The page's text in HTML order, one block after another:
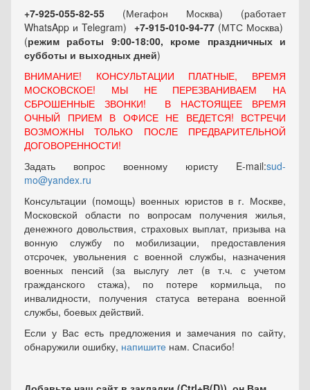
+7-925-055-82-55 (Мегафон Москва) (работает
WhatsApp и Telegram) +7-915-010-94-77 (МТС Москва)
(режим работы 9:00-18:00, кроме праздничных и
субботы и выходных дней)
ВНИМАНИЕ! КОНСУЛЬТАЦИИ ПЛАТНЫЕ, ВРЕМЯ
МОСКОВСКОЕ! МЫ НЕ ПЕРЕЗВАНИВАЕМ НА
СБРОШЕННЫЕ ЗВОНКИ! В НАСТОЯЩЕЕ ВРЕМЯ
ОЧНЫЙ ПРИЕМ В ОФИСЕ НЕ ВЕДЕТСЯ! ВСТРЕЧИ
ВОЗМОЖНЫ ТОЛЬКО ПОСЛЕ ПРЕДВАРИТЕЛЬНОЙ
ДОГОВОРЕННОСТИ!
Задать вопрос военному юристу E-mail:sud-
mo@yandex.ru
Консультации (помощь) военных юристов в г. Москве,
Московской области по вопросам получения жилья,
денежного довольствия, страховых выплат, призыва на
вонную службу по мобилизации, предоставления
отсрочек, увольнения с военной службы, назначения
военных пенсий (за выслугу лет (в т.ч. с учетом
гражданского стажа), по потере кормильца, по
инвалидности, получения статуса ветерана военной
службы, боевых действий.
Если у Вас есть предложения и замечания по сайту,
обнаружили ошибку, напишите нам. Спасибо!